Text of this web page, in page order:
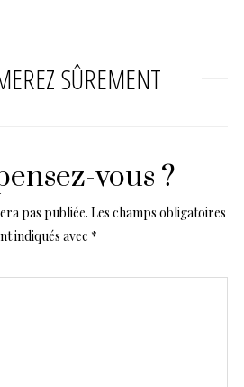
SÛREMENT
vous ?
pas publiée. Les champs obligatoires
indiqués avec *